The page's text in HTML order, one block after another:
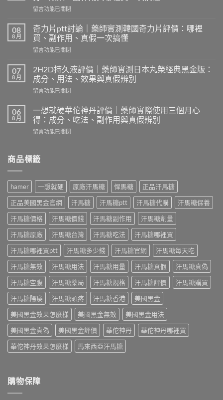
在
片
大
好
評
｜
藥
師
實
台
灣
甲
配
分、
效
果、
副
作
用
與
哪
裡
買
一
次
搞
懂〉
中
留言功能已關閉
08
8 月
奇力片ptt討論｜藥師實測韓國奇力片評價：哪裡
買、副作用、真假一次搞懂
在
力
片
ptt
討
藥
師
實
國
評
價：
哪
裡
買、
副
作
用、
真
假
一
次
搞
懂〉
中
留言功能已關閉
07
8 月
2H2D持久液評價｜藥師實測日本丸榮經典黑金版：
成分、用法、效果與真假辨別
在
久
液
評
藥
測
日
本
丸
榮
經
典
黑
金
版：
成
分、
用
法、
效
果
與
真
假
辨
別〉
留言功能已關閉
06
8 月
一想就硬華佗神丹評價｜藥師實際使用三個月心
得：成分、吃法、副作用與真假辨別
在
就
硬
佗
丹
評
價
｜
藥
師
實
際
使
用
三
個
月
心
得：
成
分、
吃
法、
用
與
留言功能已關閉
商品標籤
hamer 一想就硬 原廠汗馬糖 悍馬糖
正品汗馬糖
正品美國黑金官網
汗馬糖 汗馬糖ptt 汗馬糖代購
汗馬糖保養
汗馬糖價格
汗馬糖價錢 汗馬糖副作用
汗馬糖劑量
汗馬糖原廠
汗馬糖台灣 汗馬糖吃法
汗馬糖哪裡買
汗馬糖哪裡買ptt
汗馬糖多少錢 汗馬糖官網
汗馬糖每天吃
汗馬糖無效
汗馬糖用法 汗馬糖用量 汗馬糖真假
汗馬糖真偽
汗馬糖空腹
汗馬糖藥局 汗馬糖規格 汗馬糖評價
汗馬糖購買
汗馬糖陽痿
汗馬糖頭疼 汗馬糖香港
美國黑金
美國黑金效果怎麼樣
美國黑金無效
美國黑金用法
美國黑金真偽
美國黑金評價 華佗神丹
華佗神丹哪裡買
華佗神丹效果怎麼樣
馬來西亞汗馬糖
購物保障